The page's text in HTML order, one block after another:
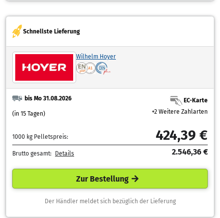
Schnellste Lieferung
Wilhelm Hoyer
bis Mo 31.08.2026
(in 15 Tagen)
EC-Karte
+2 Weitere Zahlarten
1000 kg Pelletspreis: 424,39 €
Brutto gesamt: Details 2.546,36 €
Zur Bestellung
Der Händler meldet sich bezüglich der Lieferung